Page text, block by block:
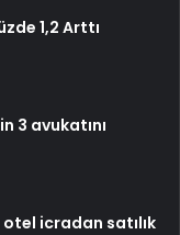
1,2 Arttı
3 avukatını
otel icradan satılık